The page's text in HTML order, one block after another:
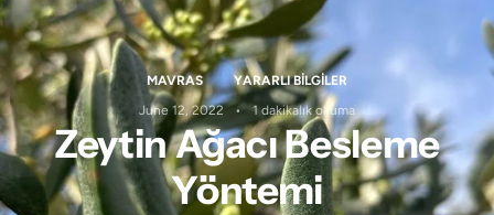
MAVRAS
YARARLI BILGILER
June 12, 2022
1 dakikalık okuma
Zeytin Ağacı Besleme
Yöntemi